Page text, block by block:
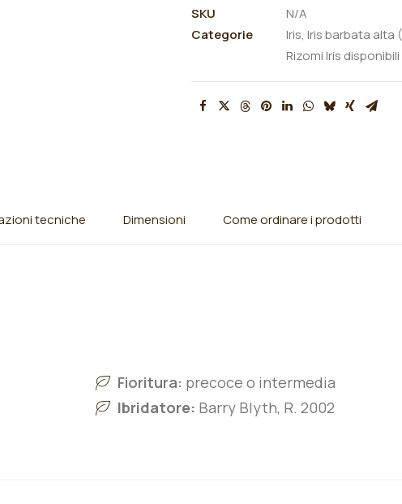
SKU
N/A
Categorie
Iris, Iris barbata alta
Rizomi Iris disponibili
tecniche Dimensioni Come ordinare i prodotti
Fioritura: precoce o intermedia
Ibridatore: Barry Blyth, R. 2002